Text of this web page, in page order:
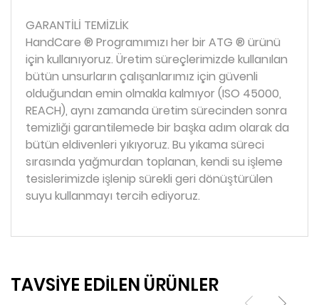
GARANTİLİ TEMİZLİK
HandCare ® Programımızı her bir ATG ® ürünü
için kullanıyoruz. Üretim süreçlerimizde kullanılan
bütün unsurların çalışanlarımız için güvenli
olduğundan emin olmakla kalmıyor (ISO 45000,
REACH), aynı zamanda üretim sürecinden sonra
temizliği garantilemede bir başka adım olarak da
bütün eldivenleri yıkıyoruz. Bu yıkama süreci
sırasında yağmurdan toplanan, kendi su işleme
tesislerimizde işlenip sürekli geri dönüştürülen
suyu kullanmayı tercih ediyoruz.
TAVSİYE EDİLEN ÜRÜNLER